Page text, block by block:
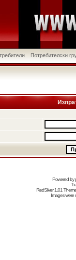
Потребителски
Powered by
RedSilver 1.01
Images were